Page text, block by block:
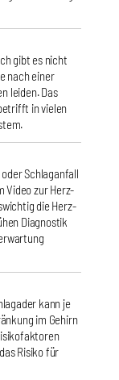
gibt es nicht
nach einer
leiden. Das
in vielen
Schlaganfall
Video zur Herz-
die Herz-
Diagnostik
kann je
im Gehirn
Risiko für